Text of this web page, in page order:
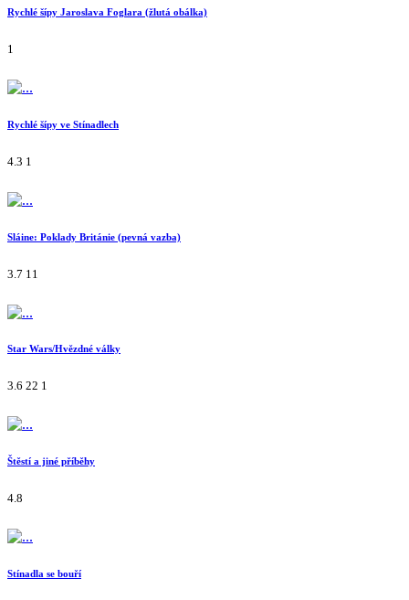
Rychlé šípy Jaroslava Foglara (žlutá obálka)
1
Rychlé šípy ve Stínadlech
4.3 1
Sláine: Poklady Británie (pevná vazba)
3.7 11
Star Wars/Hvězdné války
3.6 22 1
Štěstí a jiné příběhy
4.8
Stínadla se bouří